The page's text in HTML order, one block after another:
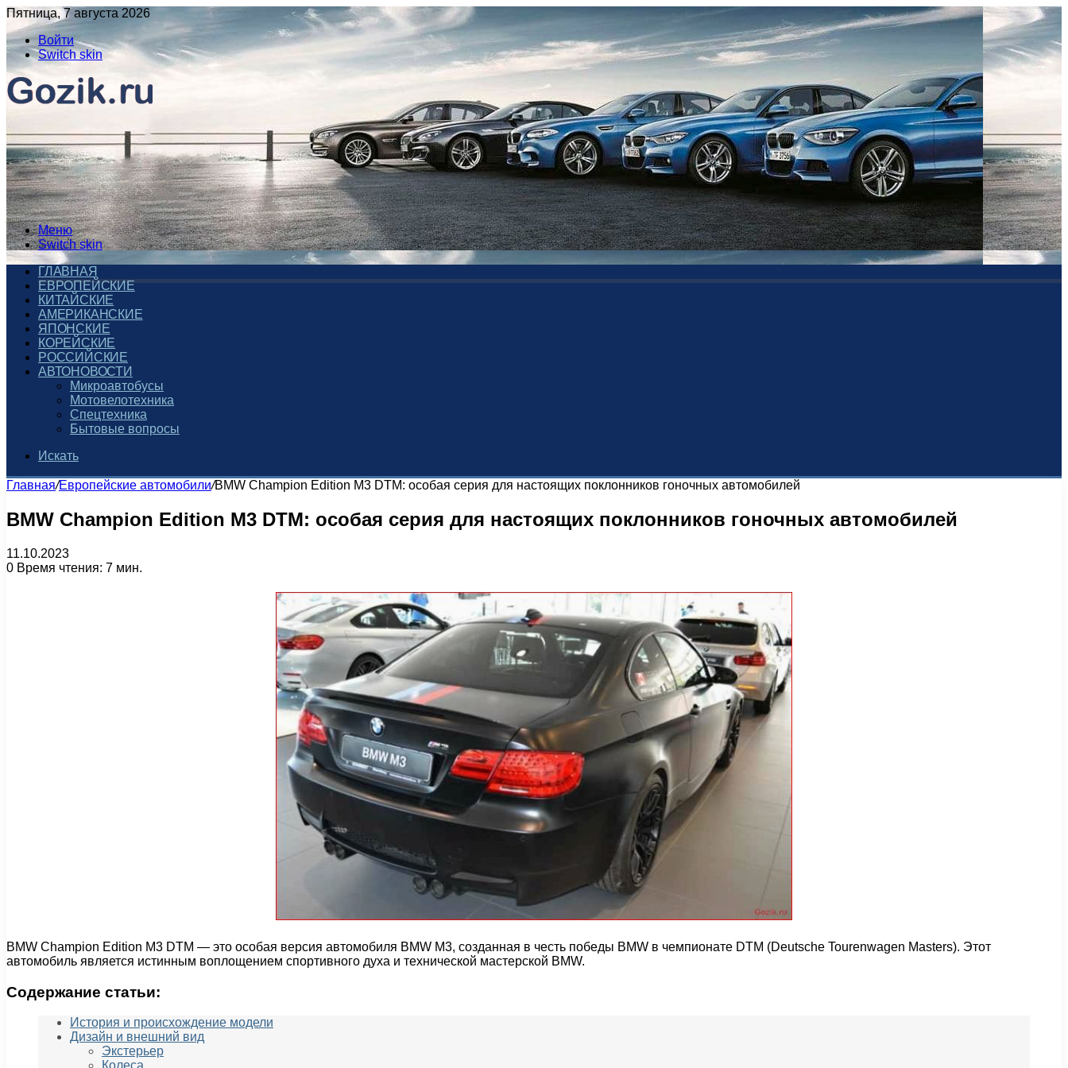
Пятница, 7 августа 2026
Войти
Switch skin
Меню
Switch skin
ГЛАВНАЯ
ЕВРОПЕЙСКИЕ
КИТАЙСКИЕ
АМЕРИКАНСКИЕ
ЯПОНСКИЕ
КОРЕЙСКИЕ
РОССИЙСКИЕ
АВТОНОВОСТИ
Микроавтобусы
Мотовелотехника
Спецтехника
Бытовые вопросы
Искать
Главная/Европейские автомобили/BMW Champion Edition M3 DTM: особая серия для настоящих поклонников гоночных автомобилей
BMW Champion Edition M3 DTM: особая серия для настоящих поклонников гоночных автомобилей
11.10.2023
0 Время чтения: 7 мин.
BMW Champion Edition M3 DTM — это особая версия автомобиля BMW M3, созданная в честь победы BMW в чемпионате DTM (Deutsche Tourenwagen Masters). Этот
автомобиль является истинным воплощением спортивного духа и технической мастерской BMW.
Содержание статьи:
История и происхождение модели
Дизайн и внешний вид
Экстерьер